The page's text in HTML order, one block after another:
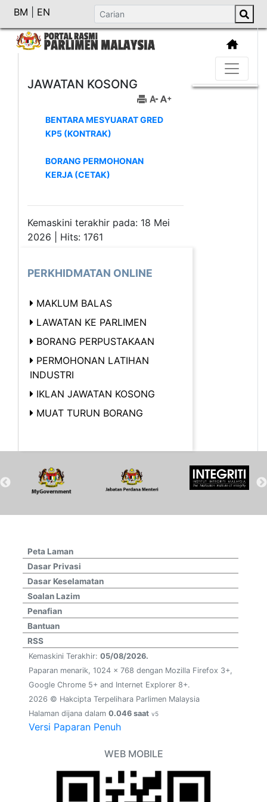
BM EN
JAWATAN KOSONG
BENTARA MESYUARAT GRED
KP5 (KONTRAK)
BORANG PERMOHONAN
KERJA (CETAK)
Kemaskini terakhir pada: 18 Mei
2026 | Hits: 1761
PERKHIDMATAN ONLINE
MAKLUM BALAS
LAWATAN KE PARLIMEN
BORANG PERPUSTAKAAN
PERMOHONAN LATIHAN
INDUSTRI
IKLAN JAWATAN KOSONG
MUAT TURUN BORANG
Peta Laman
Dasar Privasi
Dasar Keselamatan
Soalan Lazim
Penafian
Bantuan
RSS
Kemaskini Terakhir: 05/08/2026.
Paparan menarik, 1024 x 768 dengan Mozilla Firefox 3+,
Google Chrome 5+ and Internet Explorer 8+.
2026 © Hakcipta Terpelihara Parlimen Malaysia
Halaman dijana dalam 0.046 saat v5
Versi Paparan Penuh
WEB MOBILE